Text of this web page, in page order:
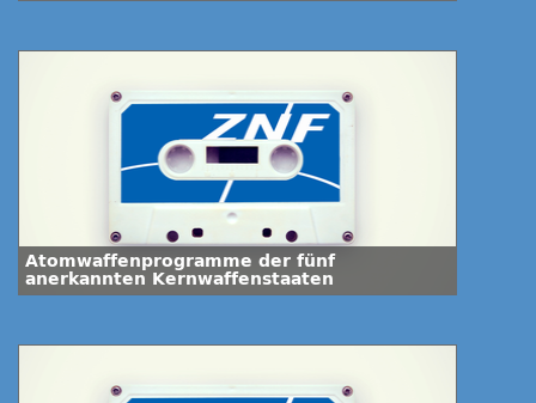
Atomwaffenprogramme der fünf
anerkannten Kernwaffenstaaten